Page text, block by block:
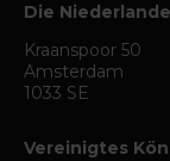
Die Niederlande
Kraanspoor 50
Amsterdam
1033 SE
Vereinigtes